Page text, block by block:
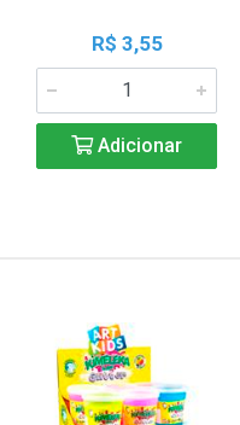
R$ 3,55
Adicionar